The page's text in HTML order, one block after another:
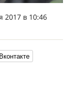
2017 в 10:46
Вконтакте